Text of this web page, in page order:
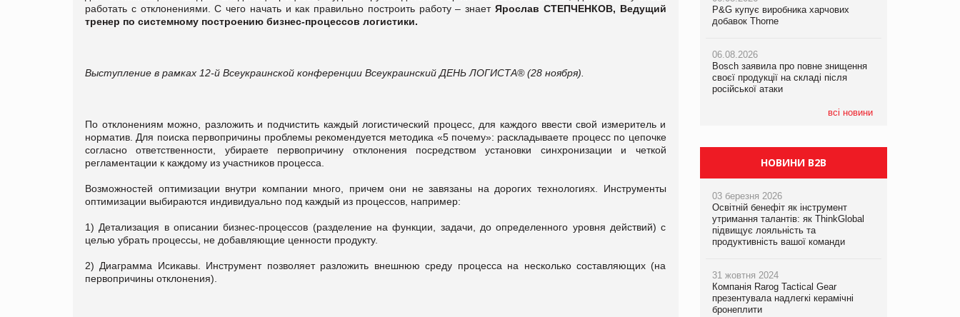
работать с отклонениями. С чего начать и как правильно построить работу – знает Ярослав СТЕПЧЕНКОВ, Ведущий
тренер по системному построению бизнес-процессов логистики.
Выступление в рамках 12-й Всеукраинской конференции Всеукраинский ДЕНЬ ЛОГИСТА® (28 ноября).
По отклонениям можно, разложить и подчистить каждый логистический процесс, для каждого ввести свой измеритель и
норматив. Для поиска первопричины проблемы рекомендуется методика «5 почему»: раскладываете процесс по цепочке
согласно ответственности, убираете первопричину отклонения посредством установки синхронизации и четкой
регламентации к каждому из участников процесса.
Возможностей оптимизации внутри компании много, причем они не завязаны на дорогих технологиях. Инструменты
оптимизации выбираются индивидуально под каждый из процессов, например:
1) Детализация в описании бизнес-процессов (разделение на функции, задачи, до определенного уровня действий) с
целью убрать процессы, не добавляющие ценности продукту.
2) Диаграмма Исикавы. Инструмент позволяет разложить внешнюю среду процесса на несколько составляющих (на
первопричины отклонения).
P&G купує виробника харчових
добавок Thorne
06.08.2026
Bosch заявила про повне знищення
своєї продукції на складі після
російської атаки
всі новини
у VARUS з’явилися новинки від ТМ
ТОКЕРИ
Сергій Лісунов про заморожені
P&G купує виробника харчових
добавок Thorne
06.08.2026
Bosch заявила про повне знищення
своєї продукції на складі після
російської атаки
НОВИНИ B2B
03 березня 2026
Освітній бенефіт як інструмент
утримання талантів: як ThinkGlobal
підвищує лояльність та
продуктивність вашої команди
31 жовтня 2024
Компанія Rarog Tactical Gear
презентувала надлегкі керамічні
бронеплити